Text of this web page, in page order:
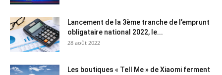
Lancement de la 3ème tranche de l’emprunt
obligataire national 2022, le...
28 août 2022
Les boutiques « Tell Me » de Xiaomi ferment